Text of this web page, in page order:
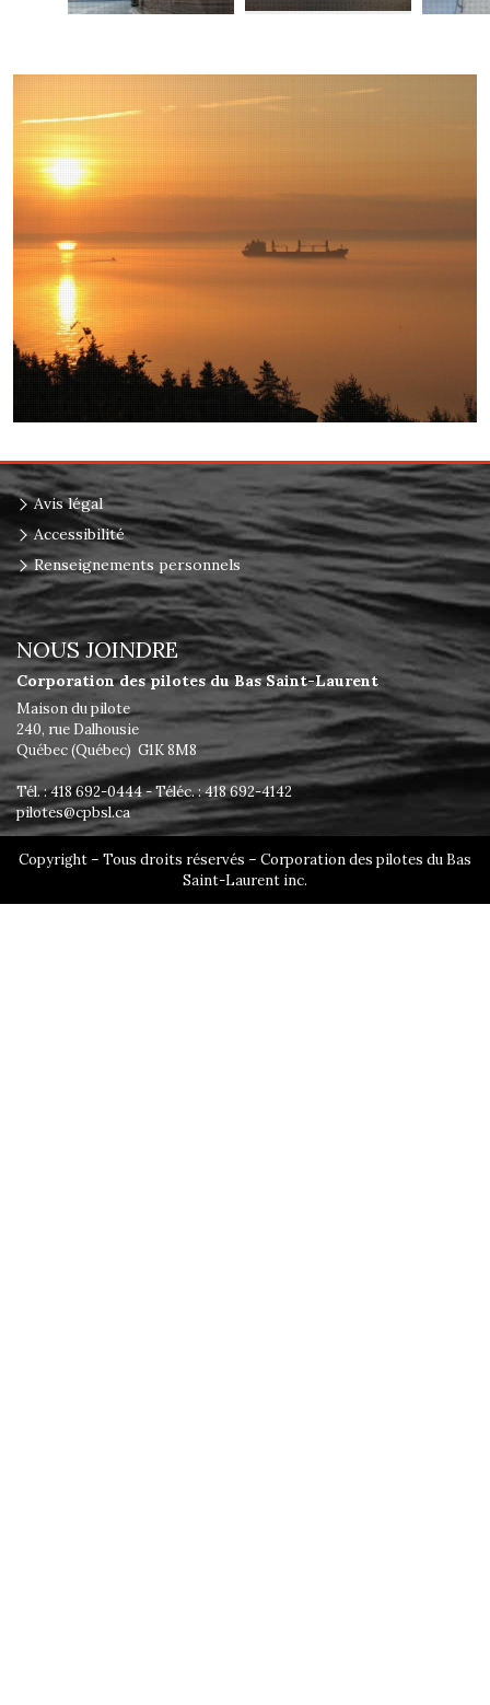
Avis légal
Accessibilité
Renseignements personnels
NOUS JOINDRE
Corporation des pilotes du Bas Saint-Laurent
Maison du pilote
240, rue Dalhousie
Québec (Québec) G1K 8M8
Tél. : 418 692-0444 - Téléc. : 418 692-4142
pilotes@cpbsl.ca
Copyright – Tous droits réservés – Corporation des pilotes du Bas
Saint-Laurent inc.